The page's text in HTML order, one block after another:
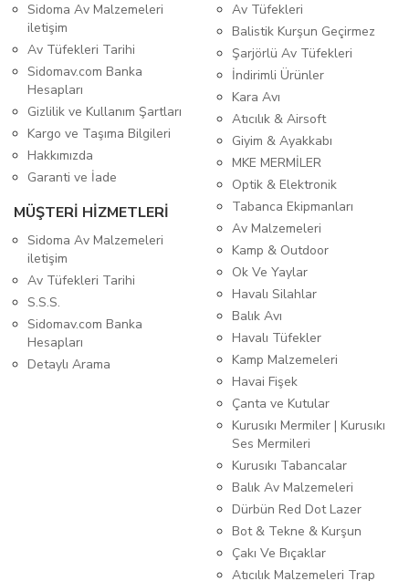
Sidoma Av Malzemeleri
iletişim
Av Tüfekleri Tarihi
Sidomav.com Banka
Hesapları
Gizlilik ve Kullanım Şartları
Kargo ve Taşıma Bilgileri
Hakkımızda
Garanti ve İade
MÜŞTERİ HİZMETLERİ
Sidoma Av Malzemeleri
iletişim
Av Tüfekleri Tarihi
S.S.S.
Sidomav.com Banka
Hesapları
Detaylı Arama
Av Tüfekleri
Balistik Kurşun Geçirmez
Şarjörlü Av Tüfekleri
İndirimli Ürünler
Kara Avı
Atıcılık & Airsoft
Giyim & Ayakkabı
MKE MERMİLER
Optik & Elektronik
Tabanca Ekipmanları
Av Malzemeleri
Kamp & Outdoor
Ok Ve Yaylar
Havalı Silahlar
Balık Avı
Havalı Tüfekler
Kamp Malzemeleri
Havai Fişek
Çanta ve Kutular
Kurusıkı Mermiler | Kurusıkı
Ses Mermileri
Kurusıkı Tabancalar
Balık Av Malzemeleri
Dürbün Red Dot Lazer
Bot & Tekne & Kurşun
Çakı Ve Bıçaklar
Atıcılık Malzemeleri Trap